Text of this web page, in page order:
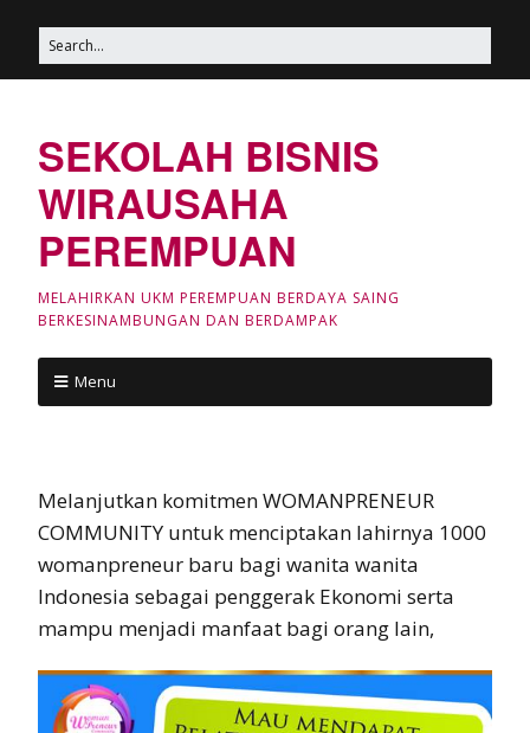
SEKOLAH BISNIS
WIRAUSAHA
PEREMPUAN
MELAHIRKAN UKM PEREMPUAN BERDAYA SAING
BERKESINAMBUNGAN DAN BERDAMPAK
Menu
Melanjutkan komitmen WOMANPRENEUR
COMMUNITY untuk menciptakan lahirnya 1000
womanpreneur baru bagi wanita wanita
Indonesia sebagai penggerak Ekonomi serta
mampu menjadi manfaat bagi orang lain,